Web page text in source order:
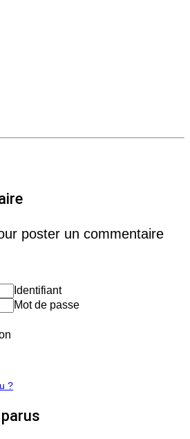
poster un commentaire
Identifiant
Mot de passe
?